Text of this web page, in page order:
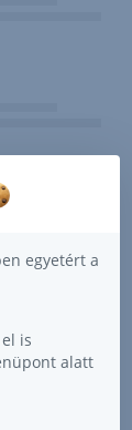
egyetért a
is
alatt